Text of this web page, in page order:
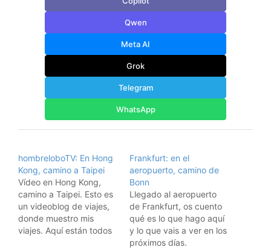
Qwen
Meta AI
Grok
Telegram
WhatsApp
hombreloboTV: En Hong
Kong, camino a Taipei
Vídeo en Hong Kong,
camino a Taipei. Esto es
un videoblog de viajes,
donde muestro mis
viajes. Aquí están todos
Frankfurt: en el
aeropuerto, camino de
Bonn
Llegado al aeropuerto
de Frankfurt, os cuento
qué es lo que hago aquí
y lo que vais a ver en los
próximos días.